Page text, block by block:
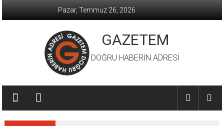
Pazar, Temmuz 26, 2026
GAZETEM
DOĞRU HABERİN ADRESİ